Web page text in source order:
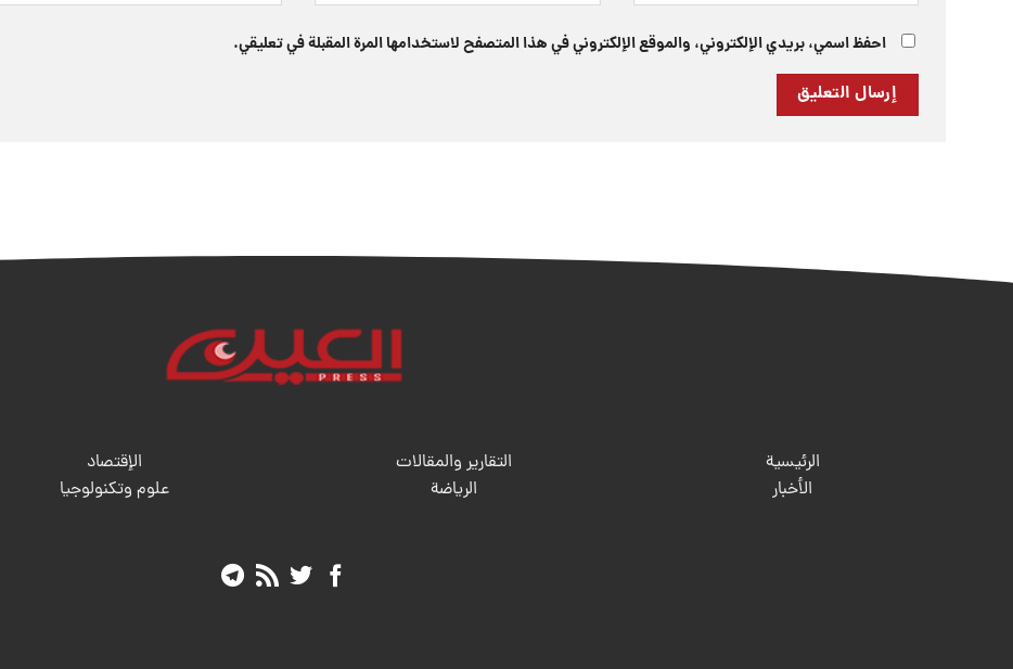
احفظ اسمي، بريدي الإلكتروني، والموقع الإلكتروني في هذا المتصفح لاستخدامها المرة المقبلة في تعليقي.
الرئيسية
الأخبار
التقارير والمقالات
الریاضة
الإقتصاد
علوم وتكنولوجيا